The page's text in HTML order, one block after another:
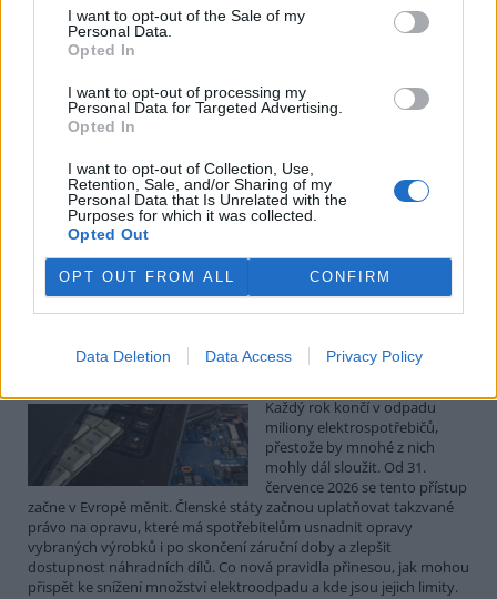
I want to opt-out of the Sale of my
Personal Data.
Opted In
I want to opt-out of processing my
Personal Data for Targeted Advertising.
Opted In
I want to opt-out of Collection, Use,
Retention, Sale, and/or Sharing of my
Personal Data that Is Unrelated with the
Purposes for which it was collected.
Opted Out
OPT OUT FROM ALL CONFIRM
Data Deletion Data Access Privacy Policy
Diskuse: 41
Členské státy nyní převádějí
legislativy. Podle společnosti
refurbed, evropským
marketplace s repasovanou elektronikou, však mohou i po
zavedení nových pravidel zůstat náklady na opravy natolik vysoké,
že pro spotřebitele bude stále výhodnější koupit nové zařízení.
Směrnice má přitom usnadnit opravy elektroniky i po skončení
záruční doby, zlepšit dostupnost náhradních dílů a zabránit
výrobcům, aby zásahy do zařízení zbytečně komplikovali nebo
znemožňovali. Nestanovuje však konkrétní cenový limit ani
způsob výpočtu ceny náhradních dílů a oprav.
31.7.2026
Každý rok končí v odpadu
miliony elektrospotřebičů,
přestože by mnohé z nich
mohly dál sloužit. Od 31.
července 2026 se tento přístup
začne v Evropě měnit. Členské státy začnou uplatňovat takzvané
právo na opravu, které má spotřebitelům usnadnit opravy
vybraných výrobků i po skončení záruční doby a zlepšit
dostupnost náhradních dílů. Co nová pravidla přinesou, jak mohou
přispět ke snížení množství elektroodpadu a kde jsou jejich limity.